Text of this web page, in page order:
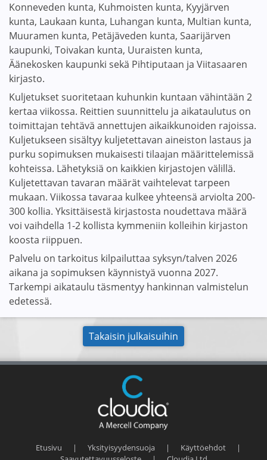
Konneveden kunta, Kuhmoisten kunta, Kyyjärven
kunta, Laukaan kunta, Luhangan kunta, Multian kunta,
Muuramen kunta, Petäjäveden kunta, Saarijärven
kaupunki, Toivakan kunta, Uuraisten kunta,
Äänekosken kaupunki sekä Pihtiputaan ja Viitasaaren
kirjasto.
Kuljetukset suoritetaan kuhunkin kuntaan vähintään 2
kertaa viikossa. Reittien suunnittelu ja aikataulutus on
toimittajan tehtävä annettujen aikaikkunoiden rajoissa.
Kuljetukseen sisältyy kuljetettavan aineiston lastaus ja
purku sopimuksen mukaisesti tilaajan määrittelemissä
kohteissa. Lähetyksiä on kaikkien kirjastojen välillä.
Kuljetettavan tavaran määrät vaihtelevat tarpeen
mukaan. Viikossa tavaraa kulkee yhteensä arviolta 200-
300 kollia. Yksittäisestä kirjastosta noudettava määrä
voi vaihdella 1-2 kollista kymmeniin kolleihin kirjaston
koosta riippuen.
Palvelu on tarkoitus kilpailuttaa syksyn/talven 2026
aikana ja sopimuksen käynnistyä vuonna 2027.
Tarkempi aikataulu täsmentyy hankinnan valmistelun
edetessä.
Takaisin julkaisuihin
Etusivu | Yksityisyydensuoja | Käyttöehdot
|